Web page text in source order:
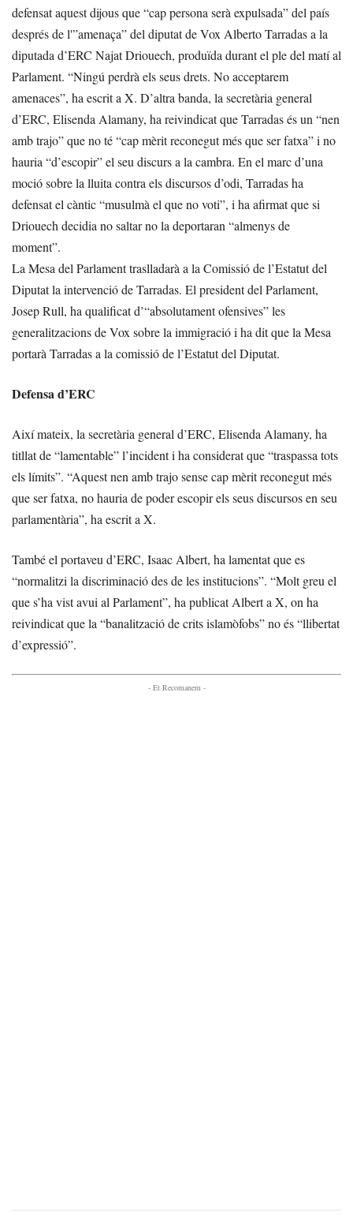
defensat aquest dijous que “cap persona serà expulsada” del país
després de l'”amenaça” del diputat de Vox Alberto Tarradas a la
diputada d’ERC Najat Driouech, produïda durant el ple del matí al
Parlament. “Ningú perdrà els seus drets. No acceptarem
amenaces”, ha escrit a X. D’altra banda, la secretària general
d’ERC, Elisenda Alamany, ha reivindicat que Tarradas és un “nen
amb trajo” que no té “cap mèrit reconegut més que ser fatxa” i no
hauria “d’escopir” el seu discurs a la cambra. En el marc d’una
moció sobre la lluita contra els discursos d’odi, Tarradas ha
defensat el càntic “musulmà el que no voti”, i ha afirmat que si
Driouech decidia no saltar no la deportaran “almenys de
moment”.
La Mesa del Parlament traslladarà a la Comissió de l’Estatut del
Diputat la intervenció de Tarradas. El president del Parlament,
Josep Rull, ha qualificat d’“absolutament ofensives” les
generalitzacions de Vox sobre la immigració i ha dit que la Mesa
portarà Tarradas a la comissió de l’Estatut del Diputat.
Defensa d’ERC
Així mateix, la secretària general d’ERC, Elisenda Alamany, ha
titllat de “lamentable” l’incident i ha considerat que “traspassa tots
els límits”. “Aquest nen amb trajo sense cap mèrit reconegut més
que ser fatxa, no hauria de poder escopir els seus discursos en seu
parlamentària”, ha escrit a X.
També el portaveu d’ERC, Isaac Albert, ha lamentat que es
“normalitzi la discriminació des de les institucions”. “Molt greu el
que s’ha vist avui al Parlament”, ha publicat Albert a X, on ha
reivindicat que la “banalització de crits islamòfobs” no és “llibertat
d’expressió”.
- Et Recomanem -